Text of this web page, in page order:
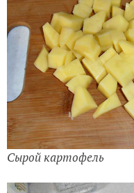
Сырой картофель